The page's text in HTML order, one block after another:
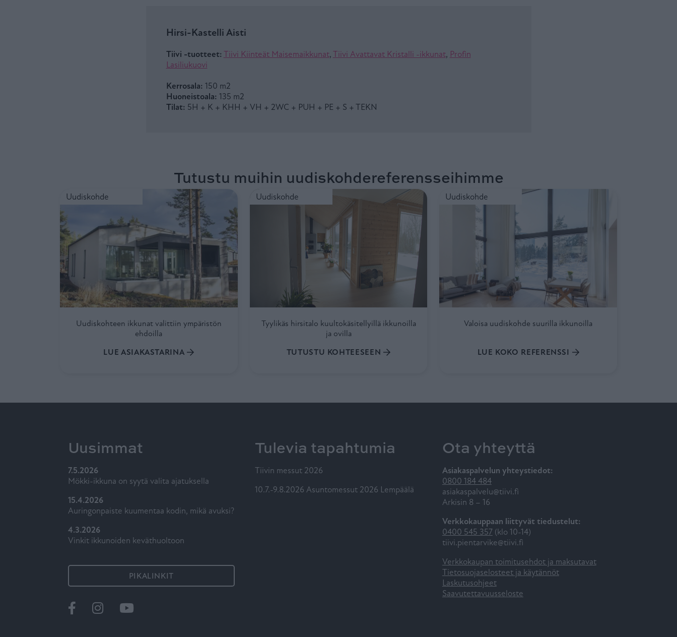
Hirsi-Kastelli Aisti
Tiivi -tuotteet: Tiivi Kiinteät Maisemaikkunat,Tiivi Avattavat Kristalli -ikkunat, Profin
Lasiliukuovi
Kerrosala: 150 m2
Huoneistoala: 135 m2
Tilat: 5H + K + KHH + VH + 2WC + PUH + PE + S + TEKN
Tutustu muihin uudiskohdereferensseihimme
Uudiskohteen ikkunat valittiin ympäristön ehdoilla
Uudiskohde
Uudiskohteen ikkunat valittiin ympäristön
ehdoilla
LUE ASIAKASTARINA
Tyylikäs hirsitalo kuultokäsitellyillä ikkunoilla ja ovilla
Uudiskohde
Tyylikäs hirsitalo kuultokäsitellyillä ikkunoilla
ja ovilla
TUTUSTU KOHTEESEEN
Valoisa uudiskohde suurilla ikkunoilla
Uudiskohde
Valoisa uudiskohde suurilla ikkunoilla
LUE KOKO REFERENSSI
Uusimmat
7.5.2026
Mökki-ikkuna on syytä valita ajatuksella
15.4.2026
Auringonpaiste kuumentaa kodin, mikä avuksi?
4.3.2026
Vinkit ikkunoiden keväthuoltoon
PIKALINKIT
Ikkunat@tiiviikkunat
Tiivi
Tulevia tapahtumia
Tiivin messut 2026
10.7.-9.8.2026 Asuntomessut 2026 Lempäälä
Ota yhteyttä
Asiakaspalvelun yhteystiedot:
0800 184 484
asiakaspalvelu@tiivi.fi
Arkisin 8 – 16
Verkkokauppaan liittyvät tiedustelut:
0400 545 357(klo 10-14)
tiivi.pientarvike@tiivi.fi
Verkkokaupan toimitusehdot ja maksutavat
Tietosuojaselosteet ja käytännöt
Laskutusohjeet
Saavutettavuusseloste